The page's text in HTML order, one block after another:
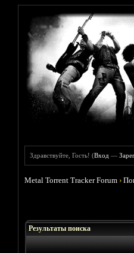
Здравствуйте, Гость! (Вход —
Metal Torrent Tracker Forum ›
Результаты поиска